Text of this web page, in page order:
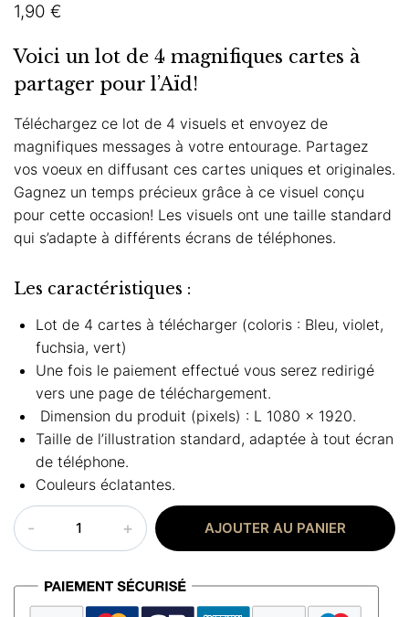
basé sur
notations
1,90 €
Voici un lot de 4 magnifiques cartes à
partager pour l’Aïd!
Téléchargez ce lot de 4 visuels et envoyez de
magnifiques messages à votre entourage. Partagez
vos voeux en diffusant ces cartes uniques et originales.
Gagnez un temps précieux grâce à ce visuel conçu
pour cette occasion! Les visuels ont une taille standard
qui s’adapte à différents écrans de téléphones.
Les caractéristiques :
Lot de 4 cartes à télécharger (coloris : Bleu, violet,
fuchsia, vert)
Une fois le paiement effectué vous serez redirigé
vers une page de téléchargement.
Dimension du produit (pixels) : L 1080 x 1920.
Taille de l’illustration standard, adaptée à tout écran
de téléphone.
Couleurs éclatantes.
quantité
de
aïd
moubarak
AJOUTER AU PANIER